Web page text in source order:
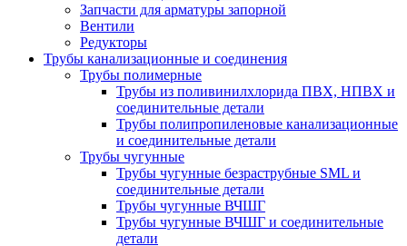
Запчасти для арматуры запорной
Вентили
Редукторы
Трубы канализационные и соединения
Трубы полимерные
Трубы из поливинилхлорида ПВХ, НПВХ и
соединительные детали
Трубы полипропиленовые канализационные
и соединительные детали
Трубы чугунные
Трубы чугунные безраструбные SML и
соединительные детали
Трубы чугунные ВЧШГ
Трубы чугунные ВЧШГ и соединительные
детали